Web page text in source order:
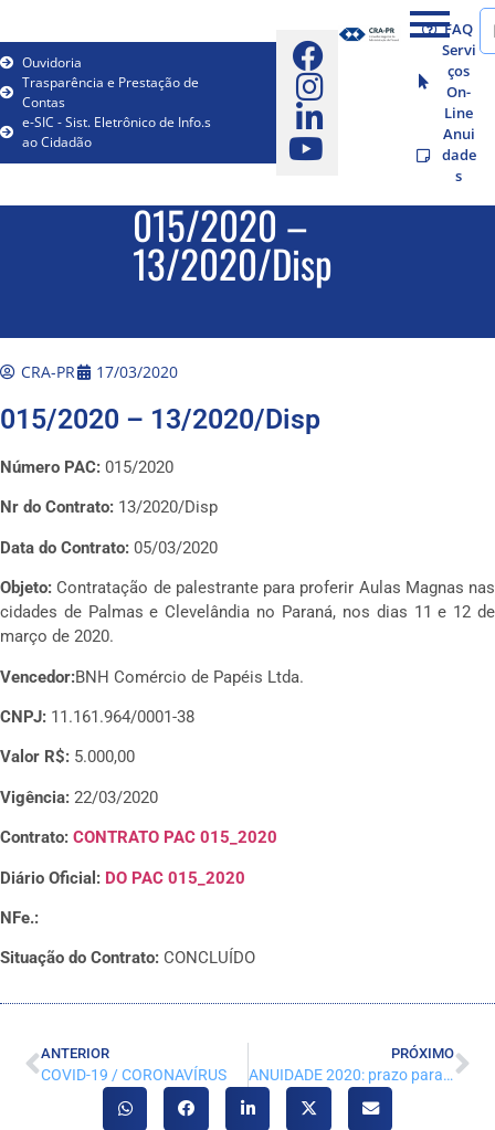
Ouvidoria
Trasparência e Prestação de
Contas
e-SIC - Sist. Eletrônico de Info.s
ao Cidadão
FAQ
Servi
ços
On-
Line
Anui
dade
s
015/2020 –
13/2020/Disp
CRA-PR 17/03/2020
015/2020 – 13/2020/Disp
Número PAC: 015/2020
Nr do Contrato: 13/2020/Disp
Data do Contrato: 05/03/2020
Objeto: Contratação de palestrante para proferir Aulas Magnas nas
cidades de Palmas e Clevelândia no Paraná, nos dias 11 e 12 de
março de 2020.
Vencedor:BNH Comércio de Papéis Ltda.
CNPJ: 11.161.964/0001-38
Valor R$: 5.000,00
Vigência: 22/03/2020
Contrato: CONTRATO PAC 015_2020
Diário Oficial: DO PAC 015_2020
NFe.:
Situação do Contrato: CONCLUÍDO
ANTERIOR
COVID-19 / CORONAVÍRUS
PRÓXIMO
ANUIDADE 2020: prazo para pagamento é prorrogado